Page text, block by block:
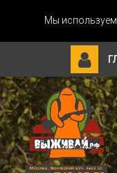
Мы используем